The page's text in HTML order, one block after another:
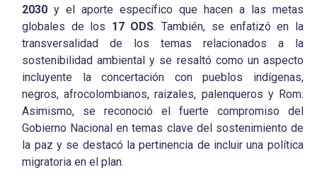
2030 y el aporte específico que hacen a las metas
globales de los 17 ODS. También, se enfatizó en la
transversalidad de los temas relacionados a la
sostenibilidad ambiental y se resaltó como un aspecto
incluyente la concertación con pueblos indígenas,
negros, afrocolombianos, raizales, palenqueros y Rom.
Asimismo, se reconoció el fuerte compromiso del
Gobierno Nacional en temas clave del sostenimiento de
la paz y se destacó la pertinencia de incluir una política
migratoria en el plan.